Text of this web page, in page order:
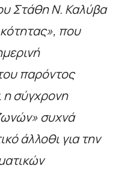
Στάθη Ν. Καλύβα
που
παρόντος
η σύγχρονη
συχνά
άλλοθι για την